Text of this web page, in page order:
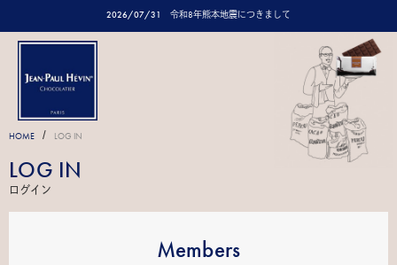
2026/07/31 令和8年熊本地震につきまして
HOME / LOG IN
LOG IN
ログイン
Members